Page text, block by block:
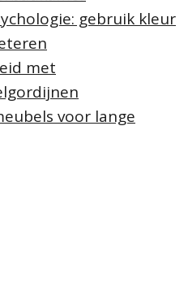
gebruik kleur
met
voor lange